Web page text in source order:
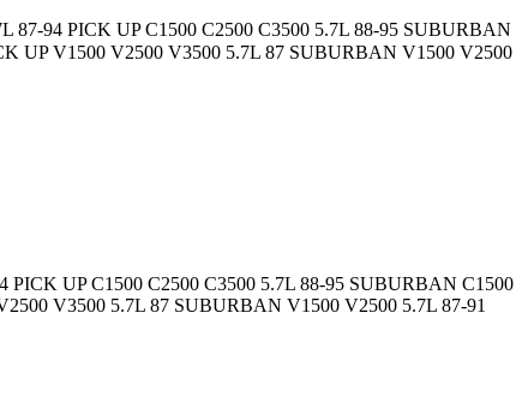
94 PICK UP C1500 C2500 C3500 5.7L 88-95
UP V1500 V2500 V3500 5.7L 87 SUBURBAN V1500 V2500
UP C1500 C2500 C3500 5.7L 88-95 SUBURBAN
V3500 5.7L 87 SUBURBAN V1500 V2500 5.7L 87-91